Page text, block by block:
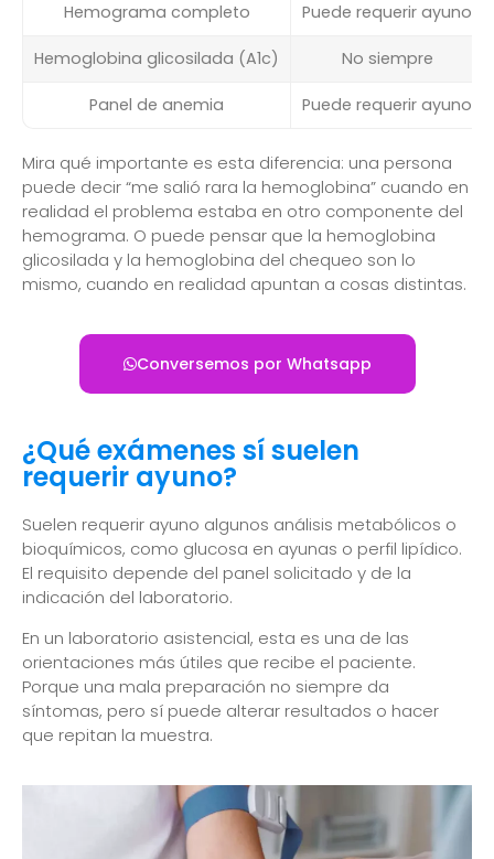
Hemograma completo Puede requerir ayuno
Hemoglobina glicosilada (A1c) No siempre
Panel de anemia Puede requerir ayuno
Mira qué importante es esta diferencia: una persona
puede decir “me salió rara la hemoglobina” cuando en
realidad el problema estaba en otro componente del
hemograma. O puede pensar que la hemoglobina
glicosilada y la hemoglobina del chequeo son lo
mismo, cuando en realidad apuntan a cosas distintas.
Conversemos por Whatsapp
¿Qué exámenes sí suelen
requerir ayuno?
Suelen requerir ayuno algunos análisis metabólicos o
bioquímicos, como glucosa en ayunas o perfil lipídico.
El requisito depende del panel solicitado y de la
indicación del laboratorio.
En un laboratorio asistencial, esta es una de las
orientaciones más útiles que recibe el paciente.
Porque una mala preparación no siempre da
síntomas, pero sí puede alterar resultados o hacer
que repitan la muestra.